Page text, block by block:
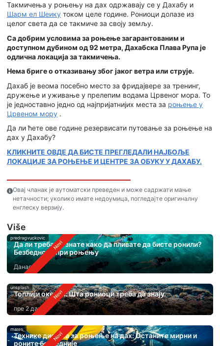
Такмичења у роњењу на дах одржавају се у Дахабу и
Шарм ел Шеику током целе године. Рониоци долазе из
целог света да се такмиче за своју земљу.
Са добрим условима за роњење загарантованим и
доступном дубином од 92 метра, Дахабска Плава Рупа је
одлична локација за такмичења.
Нема бриге о отказивању због јаког ветра или струје.
Дахаб је веома посебно место за фридајвере за тренинг,
дружење и уживање у прелепим водама Црвеног мора. То
је једноставно једно од најпријатнијих места за роњење у
Црвеном мору .
Да ли ћете ове године резервисати путовање за роњење на
дах у Дахабу?
КЛИКНИТЕ ОВДЕ ДА БИСТЕ ПРЕГЛЕДАЛИ НАЈБОЉЕ
ЛОКАЦИЈЕ ЗА РОЊЕЊЕ И ЦЕНТРЕ ЗА ОБУКУ У ДАХАБУ.
Овај чланак је аутоматски преведен и може садржати мање
нетачности; уколико имате недоумица, погледајте оригиналну
енглеску верзију.
Više
predragvuckovic
Да ли треба да знате како да пливате да бисте ронили?
Безбедност при роњењу
Данас
unsplash
Топлији океани: Шта рониоци треба да знају
пре 2 дана
mares
Технике дисања за роњење на дах: Останите мирни и
роните безбедније